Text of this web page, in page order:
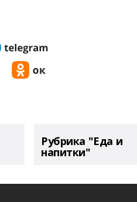
Рубрика "Еда и
напитки"